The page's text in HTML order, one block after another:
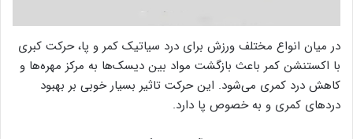
در میان انواع مختلف ورزش برای درد سیاتیک کمر و پا، حرکت کبری
با اکستنشن کمر باعث بازگشت مواد بین دیسک‌ها به مرکز مهره‌ها و
کاهش درد کمری می‌شود. این حرکت تاثیر بسیار خوبی بر بهبود
دردهای کمری و به خصوص پا دارد.